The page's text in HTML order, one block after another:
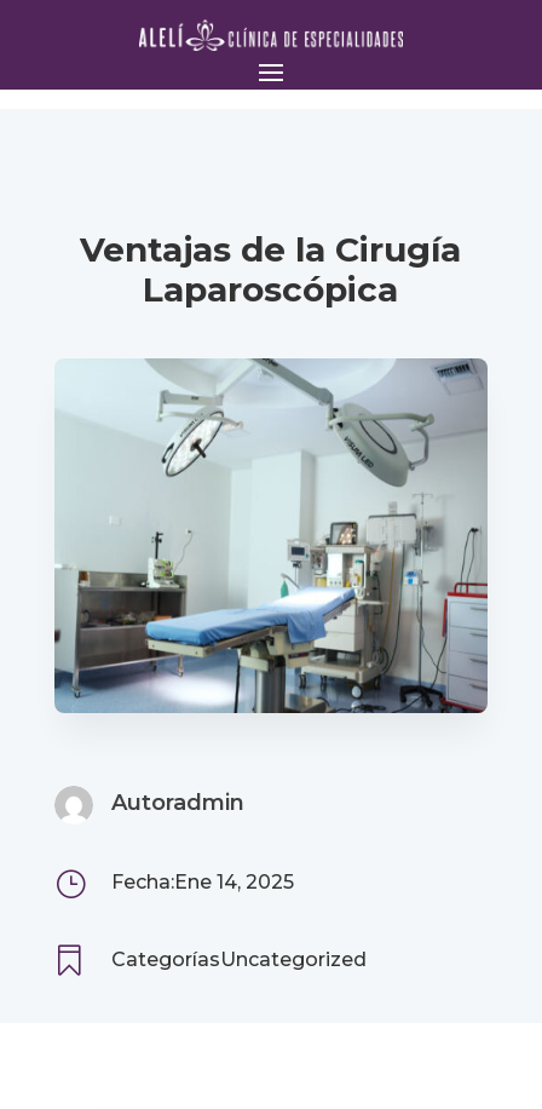
Ventajas de la Cirugía
Laparoscópica
Autoradmin
} Fecha:Ene 14, 2025
 CategoríasUncategorized